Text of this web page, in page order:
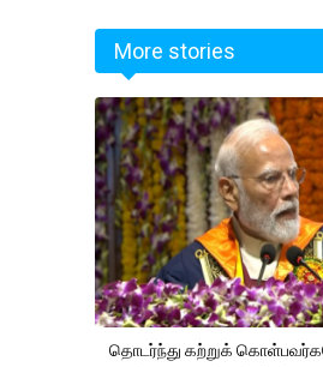
More stories
தொடர்ந்து கற்றுக்